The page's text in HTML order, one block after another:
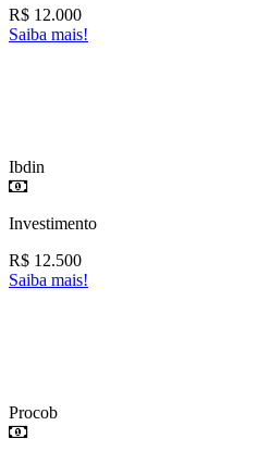
R$ 12.000
Saiba mais!
Ibdin
Investimento
R$ 12.500
Saiba mais!
Procob